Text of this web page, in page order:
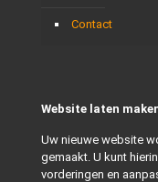
Contact
Website laten
Uw nieuwe website
gemaakt. U kunt
vorderingen en